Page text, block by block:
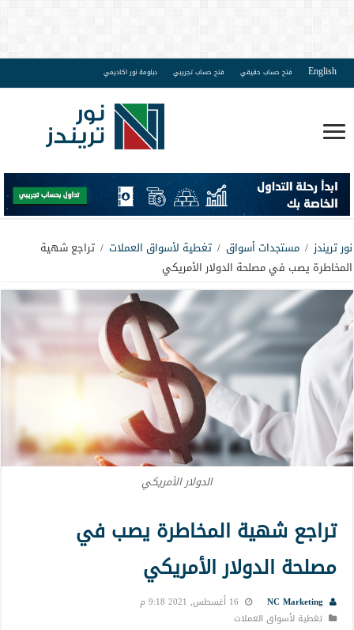
English فتح حساب حقيقي فتح حساب تجريبي دبلومة نور اكاديمي
نور تريندز / مستجدات أسواق / تغطية لأسواق العملات / تراجع شهية
المخاطرة يصب في مصلحة الدولار الأمريكي
الدولار الأمريكي
تراجع شهية المخاطرة يصب في
مصلحة الدولار الأمريكي
NC Marketing
16 أغسطس, 2021 9:18 م
تغطية لأسواق العملات